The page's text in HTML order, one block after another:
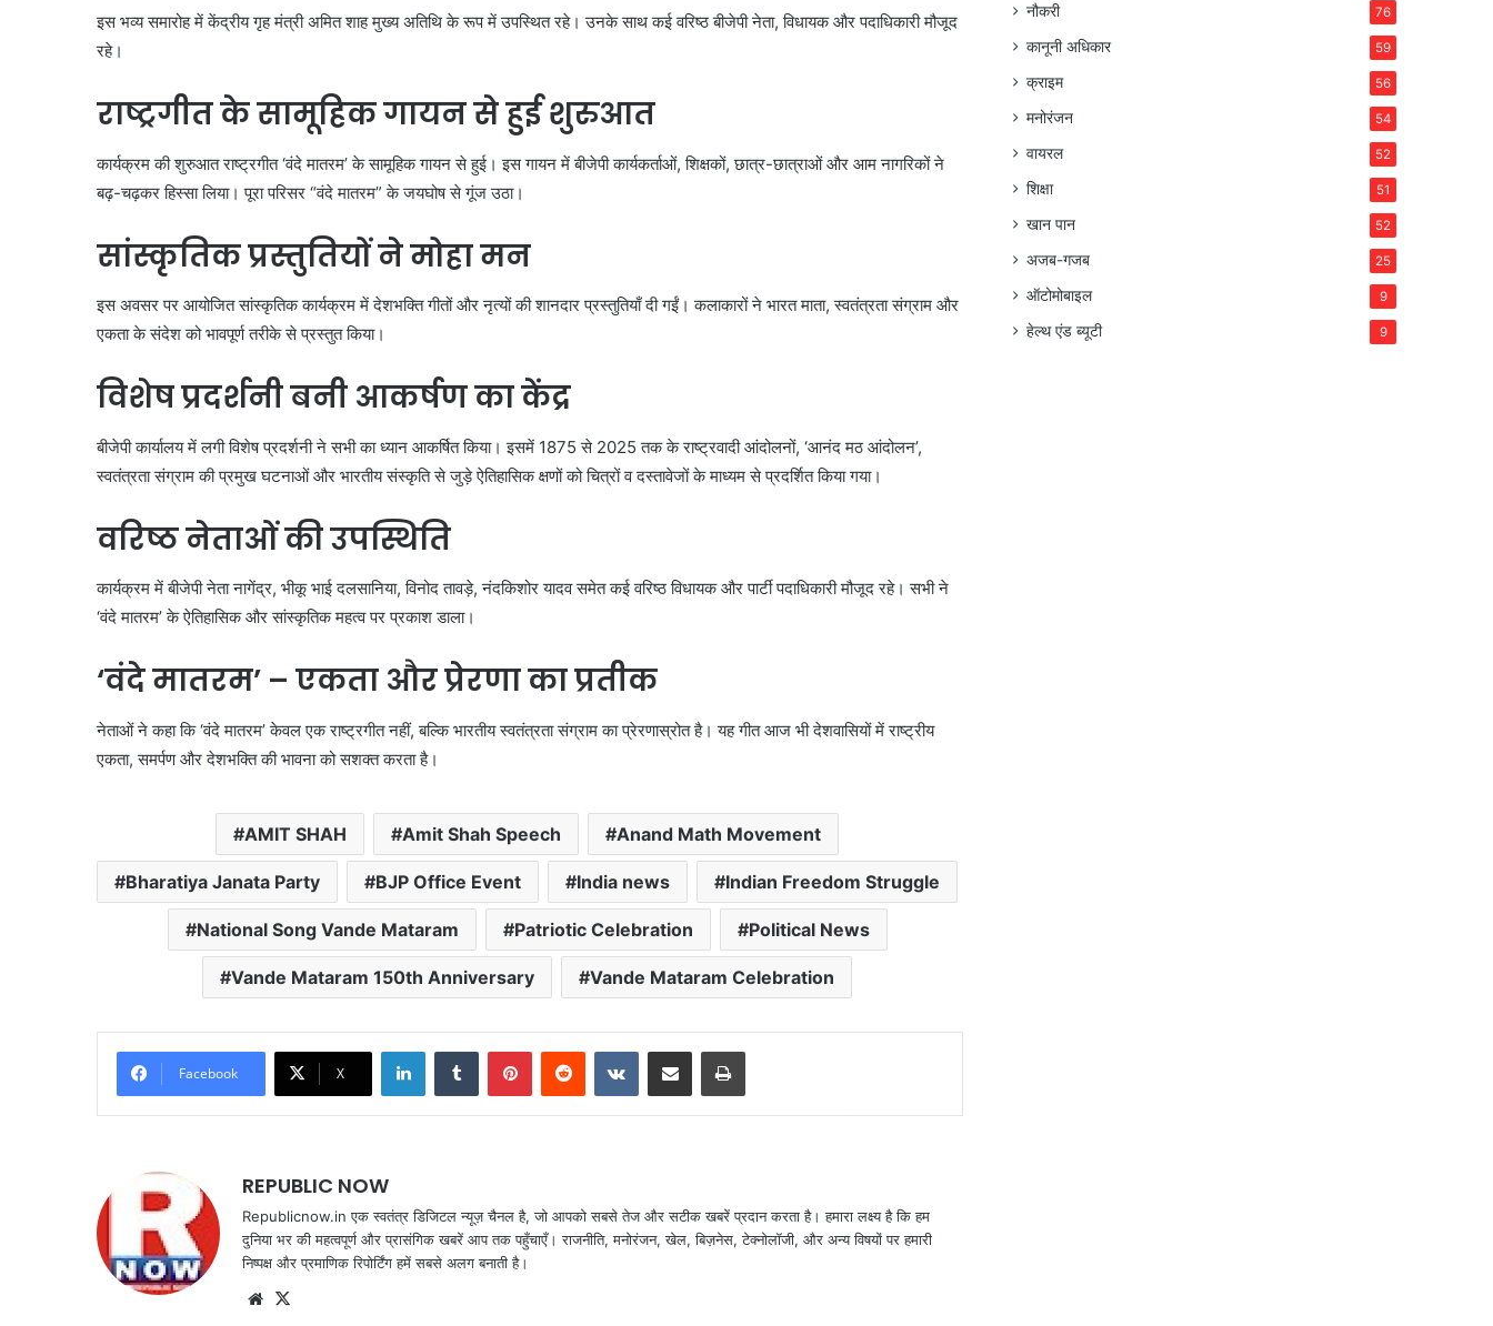
इस भव्य समारोह में केंद्रीय गृह मंत्री अमित शाह मुख्य अतिथि के रूप में उपस्थित रहे। उनके साथ कई वरिष्ठ बीजेपी नेता, विधायक और पदाधिकारी मौजूद
रहे।
राष्ट्रगीत के सामूहिक गायन से हुई शुरुआत
कार्यक्रम की शुरुआत राष्ट्रगीत ‘वंदे मातरम’ के सामूहिक गायन से हुई। इस गायन में बीजेपी कार्यकर्ताओं, शिक्षकों, छात्र-छात्राओं और आम नागरिकों ने
बढ़-चढ़कर हिस्सा लिया। पूरा परिसर “वंदे मातरम” के जयघोष से गूंज उठा।
सांस्कृतिक प्रस्तुतियों ने मोहा मन
इस अवसर पर आयोजित सांस्कृतिक कार्यक्रम में देशभक्ति गीतों और नृत्यों की शानदार प्रस्तुतियाँ दी गईं। कलाकारों ने भारत माता, स्वतंत्रता संग्राम और
एकता के संदेश को भावपूर्ण तरीके से प्रस्तुत किया।
विशेष प्रदर्शनी बनी आकर्षण का केंद्र
बीजेपी कार्यालय में लगी विशेष प्रदर्शनी ने सभी का ध्यान आकर्षित किया। इसमें 1875 से 2025 तक के राष्ट्रवादी आंदोलनों, ‘आनंद मठ आंदोलन’,
स्वतंत्रता संग्राम की प्रमुख घटनाओं और भारतीय संस्कृति से जुड़े ऐतिहासिक क्षणों को चित्रों व दस्तावेजों के माध्यम से प्रदर्शित किया गया।
वरिष्ठ नेताओं की उपस्थिति
कार्यक्रम में बीजेपी नेता नागेंद्र, भीकू भाई दलसानिया, विनोद तावड़े, नंदकिशोर यादव समेत कई वरिष्ठ विधायक और पार्टी पदाधिकारी मौजूद रहे। सभी ने
‘वंदे मातरम’ के ऐतिहासिक और सांस्कृतिक महत्व पर प्रकाश डाला।
‘वंदे मातरम’ – एकता और प्रेरणा का प्रतीक
नेताओं ने कहा कि ‘वंदे मातरम’ केवल एक राष्ट्रगीत नहीं, बल्कि भारतीय स्वतंत्रता संग्राम का प्रेरणास्रोत है। यह गीत आज भी देशवासियों में राष्ट्रीय
एकता, समर्पण और देशभक्ति की भावना को सशक्त करता है।
AMIT SHAH Amit Shah Speech Anand Math Movement
Bharatiya Janata Party BJP Office Event India news Indian Freedom Struggle
National Song Vande Mataram Patriotic Celebration Political News
Vande Mataram 150th Anniversary Vande Mataram Celebration
Facebook X
LinkedInTumblr PinterestReddit VKontakteShare via Email Print
REPUBLIC NOW
Republicnow.in एक स्वतंत्र डिजिटल न्यूज़ चैनल है, जो आपको सबसे तेज और सटीक खबरें प्रदान करता है। हमारा लक्ष्य है कि हम
दुनिया भर की महत्वपूर्ण और प्रासंगिक खबरें आप तक पहुँचाएँ। राजनीति, मनोरंजन, खेल, बिज़नेस, टेक्नोलॉजी, और अन्य विषयों पर हमारी
निष्पक्ष और प्रमाणिक रिपोर्टिंग हमें सबसे अलग बनाती है।
Website
नौकरी 76
कानूनी अधिकार 59
क्राइम 56
मनोरंजन 54
वायरल 52
शिक्षा 51
खान पान 52
अजब-गजब 25
ऑटोमोबाइल 9
हेल्थ एंड ब्यूटी 9